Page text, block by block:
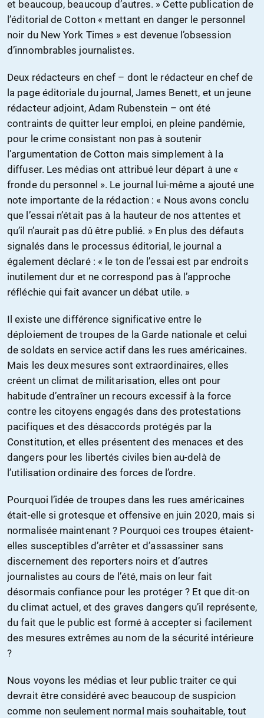
et beaucoup, beaucoup d’autres. » Cette publication de
l’éditorial de Cotton « mettant en danger le personnel
noir du New York Times » est devenue l’obsession
d’innombrables journalistes.
Deux rédacteurs en chef – dont le rédacteur en chef de
la page éditoriale du journal, James Benett, et un jeune
rédacteur adjoint, Adam Rubenstein – ont été
contraints de quitter leur emploi, en pleine pandémie,
pour le crime consistant non pas à soutenir
l’argumentation de Cotton mais simplement à la
diffuser. Les médias ont attribué leur départ à une «
fronde du personnel ». Le journal lui-même a ajouté une
note importante de la rédaction : « Nous avons conclu
que l’essai n’était pas à la hauteur de nos attentes et
qu’il n’aurait pas dû être publié. » En plus des défauts
signalés dans le processus éditorial, le journal a
également déclaré : « le ton de l’essai est par endroits
inutilement dur et ne correspond pas à l’approche
réfléchie qui fait avancer un débat utile. »
Il existe une différence significative entre le
déploiement de troupes de la Garde nationale et celui
de soldats en service actif dans les rues américaines.
Mais les deux mesures sont extraordinaires, elles
créent un climat de militarisation, elles ont pour
habitude d’entraîner un recours excessif à la force
contre les citoyens engagés dans des protestations
pacifiques et des désaccords protégés par la
Constitution, et elles présentent des menaces et des
dangers pour les libertés civiles bien au-delà de
l’utilisation ordinaire des forces de l’ordre.
Pourquoi l’idée de troupes dans les rues américaines
était-elle si grotesque et offensive en juin 2020, mais si
normalisée maintenant ? Pourquoi ces troupes étaient-
elles susceptibles d’arrêter et d’assassiner sans
discernement des reporters noirs et d’autres
journalistes au cours de l’été, mais on leur fait
désormais confiance pour les protéger ? Et que dit-on
du climat actuel, et des graves dangers qu’il représente,
du fait que le public est formé à accepter si facilement
des mesures extrêmes au nom de la sécurité intérieure
?
Nous voyons les médias et leur public traiter ce qui
devrait être considéré avec beaucoup de suspicion
comme non seulement normal mais souhaitable, tout